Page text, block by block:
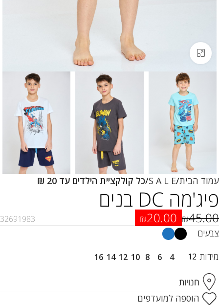
לחצו להגדלה
עמוד הבית S A L E כל קולקציית הילדים עד 20 ₪
פיג'מה DC בנים
₪45.00
₪20.00
32691983
צבעים
מידות 12
4
6
8
10
12
14
16
חנויות
הוספה למועדפים